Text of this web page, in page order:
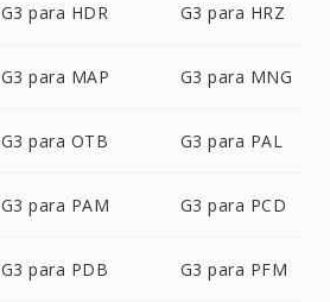
G3 para HDR G3 para HRZ
G3 para MAP G3 para MNG
G3 para OTB G3 para PAL
G3 para PAM G3 para PCD
G3 para PDB G3 para PFM